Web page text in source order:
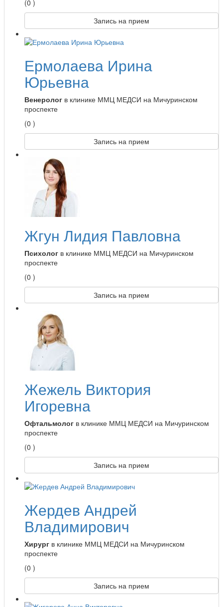
(0 )
Запись на прием
Ермолаева Ирина
Юрьевна
Венеролог в клинике ММЦ МЕДСИ на Мичуринском
проспекте
(0 )
Запись на прием
Жгун Лидия Павловна
Психолог в клинике ММЦ МЕДСИ на Мичуринском
проспекте
(0 )
Запись на прием
Жежель Виктория
Игоревна
Офтальмолог в клинике ММЦ МЕДСИ на Мичуринском
проспекте
(0 )
Запись на прием
Жердев Андрей
Владимирович
Хирург в клинике ММЦ МЕДСИ на Мичуринском
проспекте
(0 )
Запись на прием